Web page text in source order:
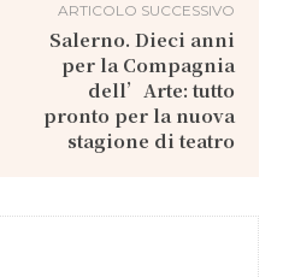
ARTICOLO SUCCESSIVO
Salerno. Dieci anni
per la Compagnia
dell’Arte: tutto
pronto per la nuova
stagione di teatro